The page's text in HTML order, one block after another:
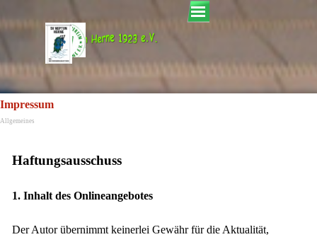
Menü überspringen
Impressum
Allgemeines
Haftungsausschuss
1. Inhalt des Onlineangebotes
Der Autor übernimmt keinerlei Gewähr für die Aktualität,